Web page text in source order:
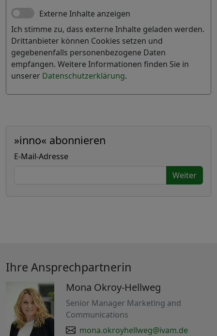
Externe Inhalte anzeigen
Ich stimme zu, dass externe Inhalte geladen werden.
Drittanbieter können Cookies setzen und
gegebenenfalls personenbezogene Daten
empfangen. Weitere Informationen finden Sie in
unserer Datenschutzerklärung.
»inno« abonnieren
E-Mail-Adresse
Weiter
Ihre Ansprechpartnerin
Mona Okroy-Hellweg
Senior Manager Marketing and
Communications
mona.okroyhellweg@ivam.de